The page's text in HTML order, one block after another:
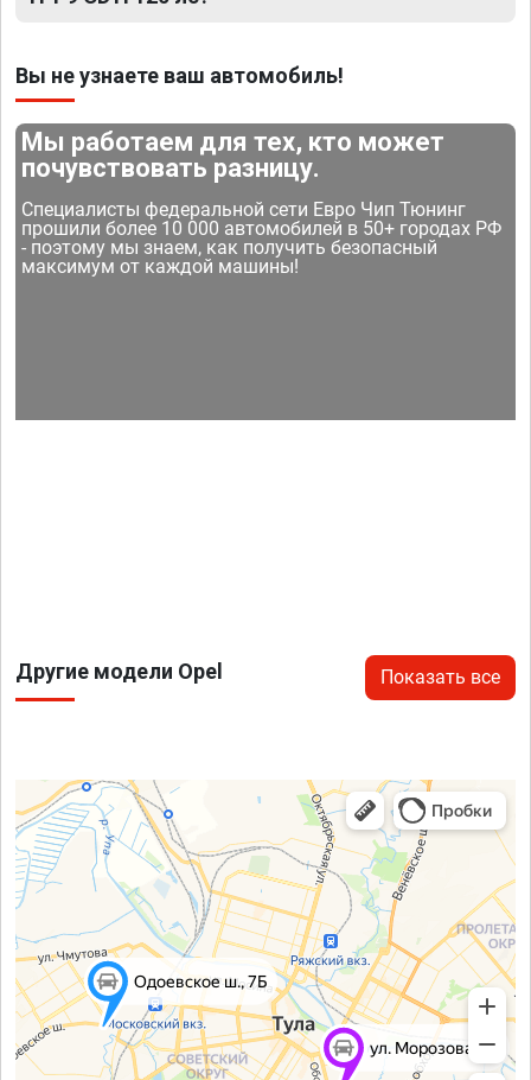
Вы не узнаете ваш автомобиль!
Мы работаем для тех, кто может
почувствовать разницу.
Специалисты федеральной сети Евро Чип Тюнинг
прошили более 10 000 автомобилей в 50+ городах РФ
- поэтому мы знаем, как получить безопасный
максимум от каждой машины!
Другие модели Opel Показать все